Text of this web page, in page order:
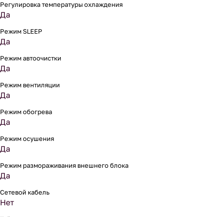
Регулировка температуры охлаждения
Да
Режим SLEEP
Да
Режим автоочистки
Да
Режим вентиляции
Да
Режим обогрева
Да
Режим осушения
Да
Режим размораживания внешнего блока
Да
Сетевой кабель
Нет